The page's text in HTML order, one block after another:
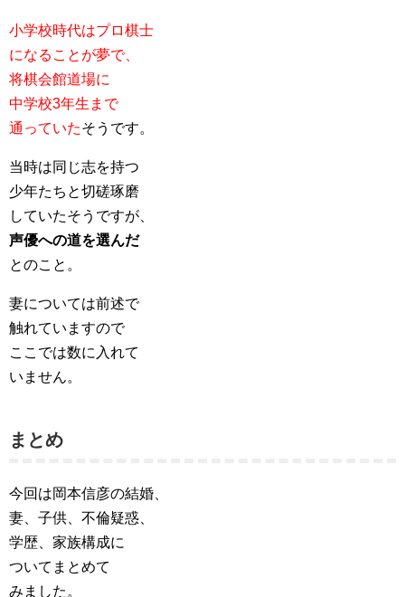
小学校時代はプロ棋士
になることが夢で、
将棋会館道場に
中学校3年生まで
通っていたそうです。
当時は同じ志を持つ
少年たちと切磋琢磨
していたそうですが、
声優への道を選んだ
とのこと。
妻については前述で
触れていますので
ここでは数に入れて
いません。
まとめ
今回は岡本信彦の結婚、
妻、子供、不倫疑惑、
学歴、家族構成に
ついてまとめて
みました。